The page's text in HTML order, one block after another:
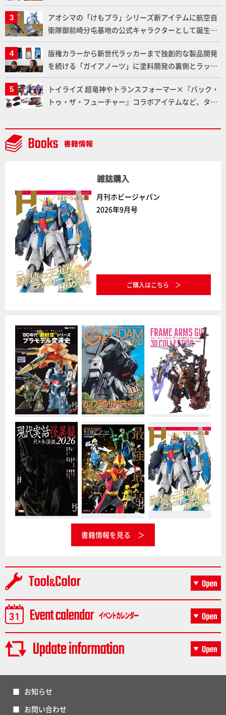
りに!!【試し読み】
アオシマの「けもプラ」シリーズ新アイテムに航空自
衛隊御前崎分屯基地の公式キャラクターとして誕生し
た「おまねこ」が着任！けもプラ公式サイト限定版と
通常版の2ラインで発売！
版権カラーから新世代ラッカーまで独創的な製品開発
を続ける「ガイアノーツ」に塗料開発の裏側とラッカ
ー塗料の未来についてインタビュー！
トイライズ 超竜神やトランスフォーマー×『バック・
トゥ・ザ・フューチャー』コラボアイテムなど、タカ
NEWITEM】
雑誌購入
月刊ホビージャパン
2026年9月号
ご購入はこちら
書籍情報を見る
お知らせ
お問い合わせ